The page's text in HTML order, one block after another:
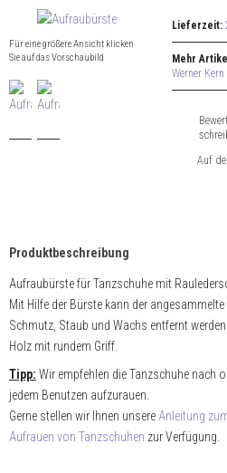
Für eine größere Ansicht klicken
Sie auf das Vorschaubild
Lieferzeit:
Mehr
Werner Kern
Produktbeschreibung
Aufraubürste für Tanzschuhe mit
Mit Hilfe der Bürste kann der angesammelte
Schmutz, Staub und Wachs entfernt
Holz mit rundem Griff.
Tipp: Wir empfehlen die Tanzschuhe nach
jedem Benutzen aufzurauen.
Gerne stellen wir Ihnen unsere Anleitung
Aufrauen von Tanzschuhen zur Verfügung.